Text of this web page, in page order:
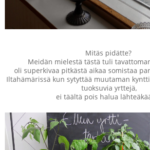
Mitäs pidätte?
Meidän mielestä tästä tuli
oli superkivaa pitkästä aikaa somistaa
Iltahämärissä kun sytyttää muutaman
tuoksuvia yrttejä,
ei täältä pois halua